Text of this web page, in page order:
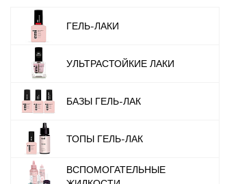
ГЕЛЬ-ЛАКИ
УЛЬТРАСТОЙКИЕ ЛАКИ
БАЗЫ ГЕЛЬ-ЛАК
ТОПЫ ГЕЛЬ-ЛАК
ВСПОМОГАТЕЛЬНЫЕ